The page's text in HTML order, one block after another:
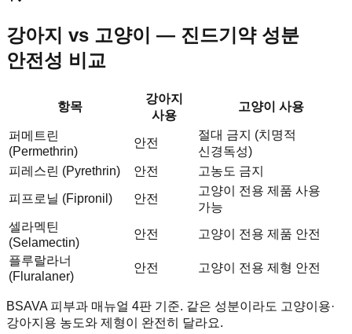
강아지 vs 고양이 — 진드기약 성분
안전성 비교
항목
강아지
사용
고양이 사용
퍼메트린
(Permethrin)
안전
절대 금지 (치명적
신경독성)
피레스린 (Pyrethrin)
안전 고농도 금지
피프로닐 (Fipronil) 안전
고양이 전용 제품 사용
가능
셀라멕틴
(Selamectin)
안전
고양이 전용 제품 안전
플루랄라너
(Fluralaner)
안전 고양이 전용 제형 안전
BSAVA 피부과 매뉴얼 4판 기준. 같은 성분이라도 고양이용·
강아지용 농도와 제형이 완전히 달라요.